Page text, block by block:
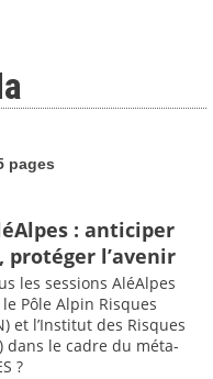
pages
: anticiper
protéger l’avenir
les sessions AléAlpes
Pôle Alpin Risques
et l’Institut des Risques
dans le cadre du méta-
?